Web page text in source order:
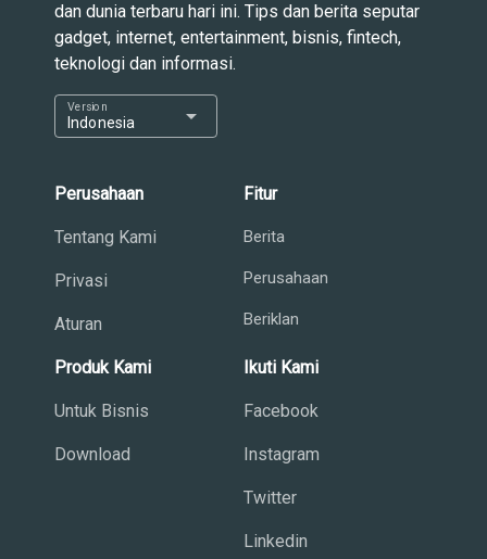
dan dunia terbaru hari ini. Tips dan berita seputar
gadget, internet, entertainment, bisnis, fintech,
teknologi dan informasi.
Indonesia
Version arrow_drop_down
Perusahaan
Tentang Kami
Privasi
Aturan
Fitur
Berita
Perusahaan
Beriklan
Produk Kami
Untuk Bisnis
Download
Ikuti Kami
Facebook
Instagram
Twitter
Linkedin